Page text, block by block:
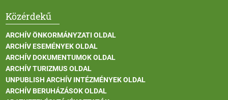
Közérdekű
ARCHÍV ÖNKORMÁNYZATI OLDAL
ARCHÍV ESEMÉNYEK OLDAL
ARCHÍV DOKUMENTUMOK OLDAL
ARCHÍV TURIZMUS OLDAL
UNPUBLISH ARCHÍV INTÉZMÉNYEK OLDAL
ARCHÍV BERUHÁZÁSOK OLDAL